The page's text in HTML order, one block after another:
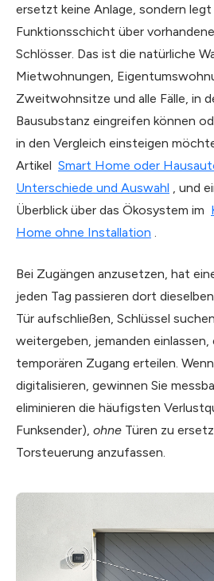
ersetzt keine Anlage, sondern
Funktionsschicht über
Schlösser. Das ist die natürliche
Mietwohnungen,
Zweitwohnsitze und alle Fälle, in
Bausubstanz eingreifen können
in den Vergleich einsteigen
Artikel Smart Home oder
Unterschiede und Auswahl
, und
Überblick über das Ökosystem im
Home ohne Installation
Bei Zugängen anzusetzen, hat
jeden Tag passieren dort
Tür aufschließen, Schlüssel
weitergeben, jemanden einlassen,
temporären Zugang erteilen.
digitalisieren, gewinnen Sie
eliminieren die häufigsten
Funksender), ohne Türen zu
Torsteuerung anzufassen.